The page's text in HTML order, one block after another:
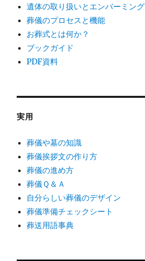
遺体の取り扱いとエンバーミング
葬儀のプロセスと機能
お葬式とは何か？
ブックガイド
PDF資料
実用
葬儀や墓の知識
葬儀挨拶文の作り方
葬儀の進め方
葬儀Ｑ＆Ａ
自分らしい葬儀のデザイン
葬儀準備チェックシート
葬送用語事典